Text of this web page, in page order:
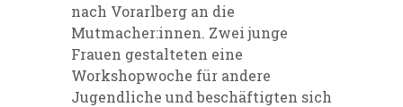
nach Vorarlberg an die
Mutmacher:innen. Zwei junge
Frauen gestalteten eine
Workshopwoche für andere
Jugendliche und beschäftigten sich